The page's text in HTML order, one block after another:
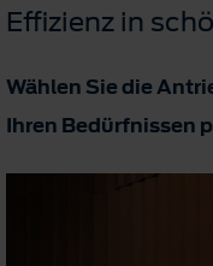
Effizienz in
Wählen Sie die
Ihren Bedürfnissen